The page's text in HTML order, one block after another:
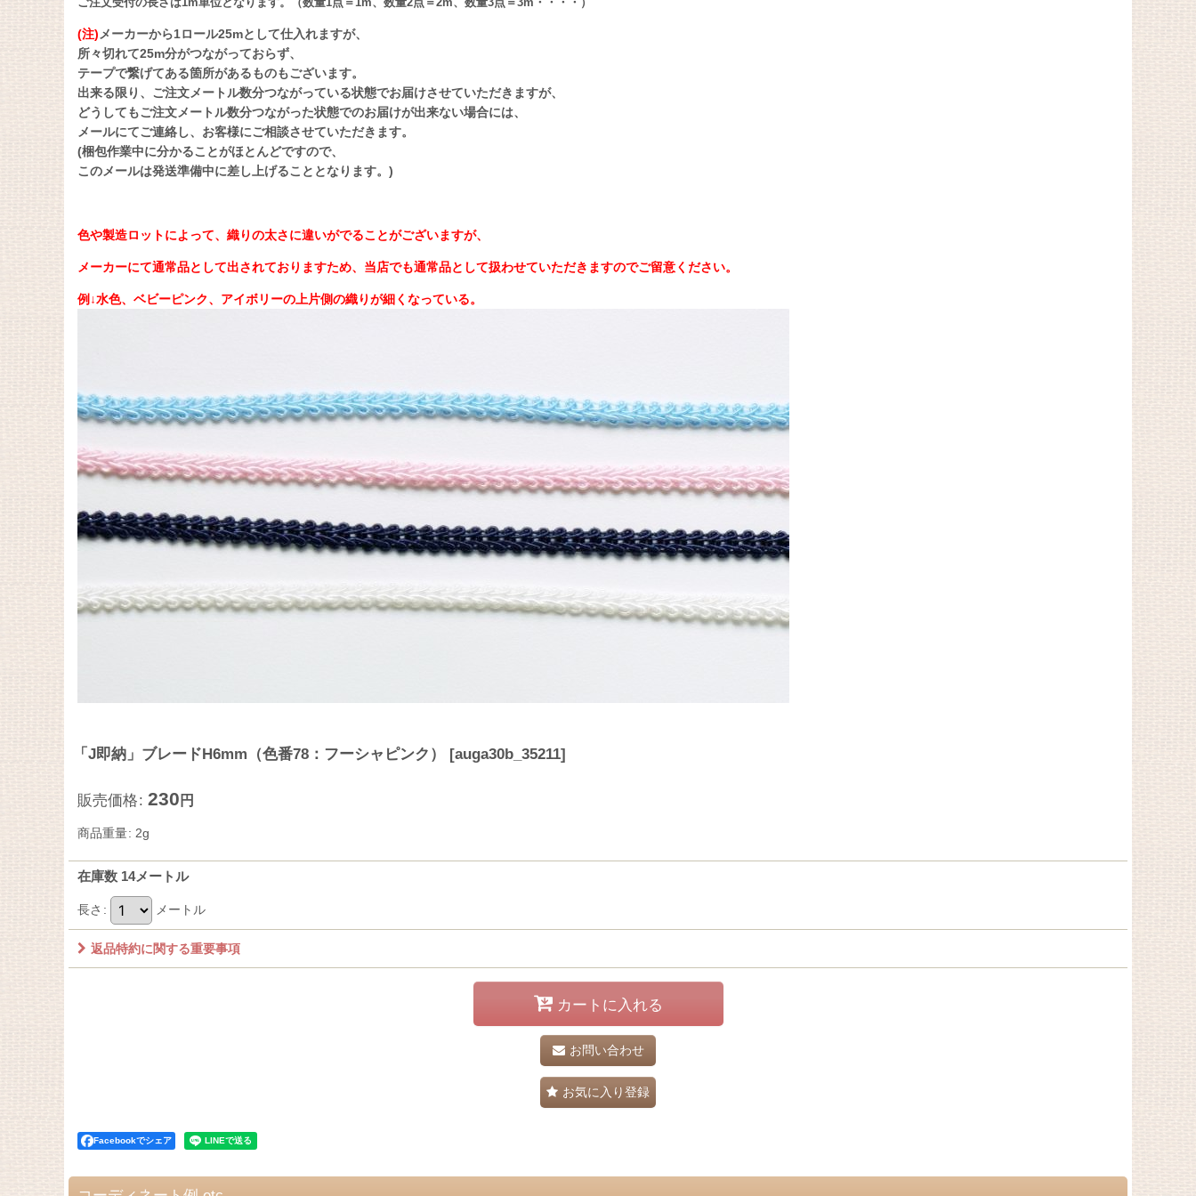
(注) メーカーから1ロール25mとして仕入れますが、
所々切れて25m分がつながっておらず、
テープで繋げてある箇所があるものもございます。
出来る限り、ご注文メートル数分つながっている状態でお届けさせていただきますが、
どうしてもご注文メートル数分つながった状態でのお届けが出来ない場合には、
メールにてご連絡し、お客様にご相談させていただきます。
(梱包作業中に分かることがほとんどですので、
このメールは発送準備中に差し上げることとなります。)
色や製造ロットによって、織りの太さに違いがでることがございますが、
メーカーにて通常品として出されておりますため、当店でも通常品として扱わせていただきますのでご留意ください。
例↓水色、ベビーピンク、アイボリーの上片側の織りが細くなっている。
「J即納」ブレードH6mm（色番78：フーシャピンク） [auga30b_35211]
販売価格: 230 円
商品重量: 2g
在庫数 14メートル
長さ : メートル
返品特約に関する重要事項
カートに入れる
お問い合わせ
お気に入り登録
Facebookでシェア